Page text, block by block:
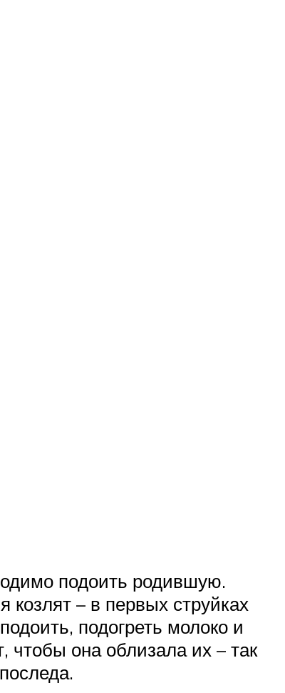
подоить родившую.
козлят – в первых струйках
подогреть молоко и
чтобы она облизала их – так